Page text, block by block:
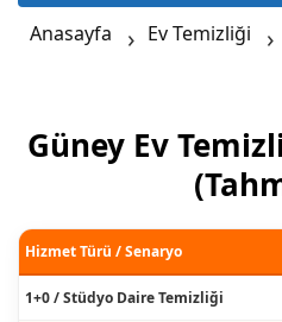
Anasayfa Ev Temizliği
Güney Ev
Hizmet Türü / Senaryo
1+0 / Stüdyo Daire Temizliği